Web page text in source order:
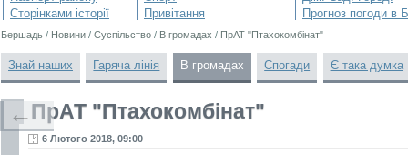
Сторінками історії
Привітання
Прогноз погоди в
Бершадь / Новини / Суспільство / В громадах / ПрАТ "Птахокомбінат"
Знай наших Гаряча лінія В громадах Спогади Є така думка
ПрАТ "Птахокомбінат"
6 Лютого 2018, 09:00
←